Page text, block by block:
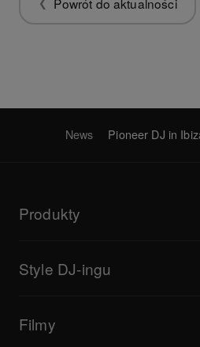
News Pioneer DJ in
Produkty
Miksery DJ
Systemy all-in-one
Samplery DJ
Efektory DJ
Style DJ-ingu
Transmisje na żywo
Bary i małe lokale
Filmy